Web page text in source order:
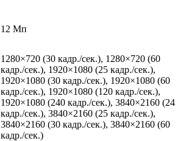
12 Мп
1280×720 (30 кадр./сек.), 1280×720 (60
кадр./сек.), 1920×1080 (25 кадр./сек.),
1920×1080 (30 кадр./сек.), 1920×1080 (60
кадр./сек.), 1920×1080 (120 кадр./сек.),
1920×1080 (240 кадр./сек.), 3840×2160 (24
кадр./сек.), 3840×2160 (25 кадр./сек.),
3840×2160 (30 кадр./сек.), 3840×2160 (60
кадр./сек.)